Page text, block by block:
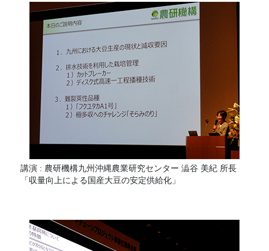
講演 : 農研機構九州沖縄農業研究センター 澁谷 美紀 所長
「収量向上による国産大豆の安定供給化」